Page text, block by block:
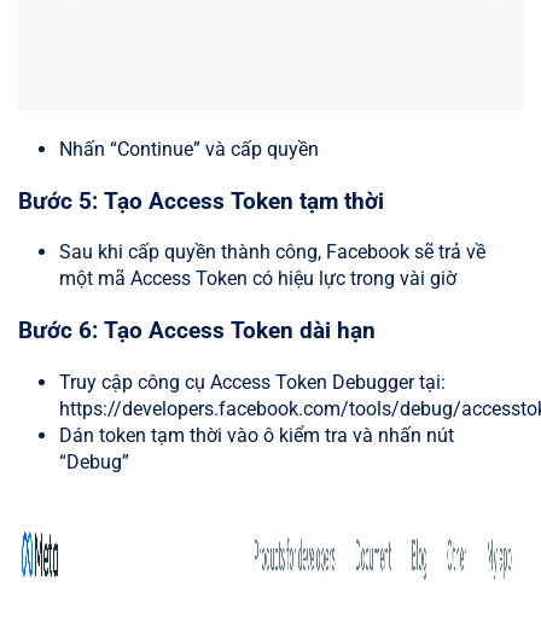
Nhấn “Continue” và cấp quyền
Bước 5: Tạo Access Token tạm thời
Sau khi cấp quyền thành công, Facebook sẽ trả về
một mã Access Token có hiệu lực trong vài giờ
Bước 6: Tạo Access Token dài hạn
Truy cập công cụ Access Token Debugger tại:
https://developers.facebook.com/tools/debug/
Dán token tạm thời vào ô kiểm tra và nhấn nút
“Debug”